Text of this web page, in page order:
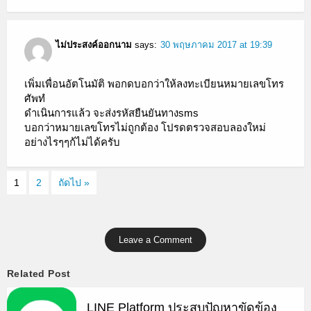
ไม่ประสงค์ออกนาม says: 30 พฤษภาคม 2017 at 19:39
เพิ่มเพื่อนอัตโนมัติ พอกดบอกว่าให้ลงทะเบียนหมายเลขโทร
ศัพทํ
ดำเนินการแล้ว จะส่งรหัสยืนยันทางsms
บอกว่าหมายเลขโทรไม่ถูกต้อง โปรดตรวจสอบลองใหม่
อย่างไรๆๆก้ไม่ได้ครับ
1 2 ถัดไป »
Leave a Comment
Related Post
LINE Platform ประสบปัญหาขัดข้อง